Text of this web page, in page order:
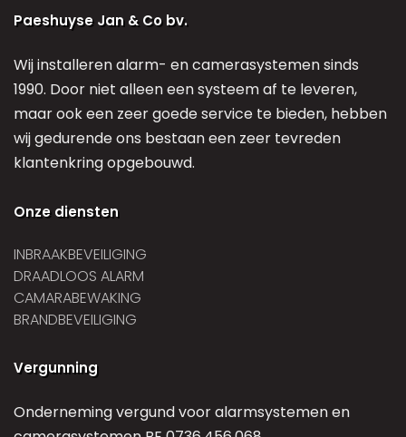
Paeshuyse Jan & Co bv.
Wij installeren alarm- en camerasystemen sinds
1990. Door niet alleen een systeem af te leveren,
maar ook een zeer goede service te bieden, hebben
wij gedurende ons bestaan een zeer tevreden
klantenkring opgebouwd.
Onze diensten
INBRAAKBEVEILIGING
DRAADLOOS ALARM
CAMARABEWAKING
BRANDBEVEILIGING
Vergunning
Onderneming vergund voor alarmsystemen en